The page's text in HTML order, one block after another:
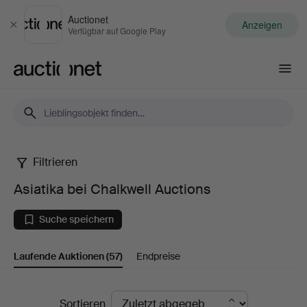
Schließen
Auctionet
Verfügbar auf Google Play Anzeigen
Asiatika
bei
Chalkwell
Auctions
Filtrieren
Asiatika bei Chalkwell Auctions
Suche speichern
Laufende Auktionen(57) Endpreise
LaufendeSortieren